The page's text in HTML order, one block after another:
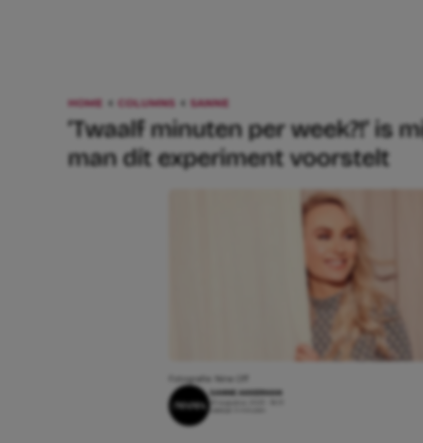
HOME COLUMNS SANNE
‘Twaalf minuten per week?!’ is
man dít experiment voorstelt
Fotografie: Nine IJff
SANNE AKKERMAN